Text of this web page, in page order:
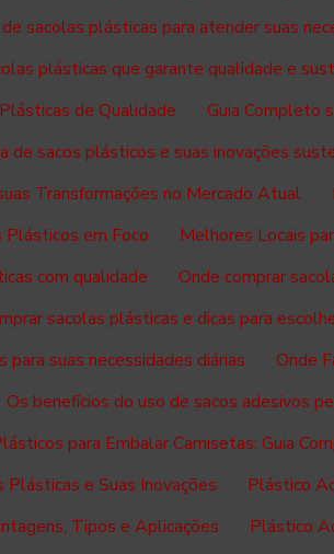
sacolas plásticas para atender suas
plásticas que garante qualidade e
de Qualidade
Guia Completo
de sacos plásticos e suas inovações
Transformações no Mercado Atual
Plásticos em Foco
Melhores Locais
com qualidade
Onde comprar
sacolas plásticas e dicas para
suas necessidades diárias
Onde
Os benefícios do uso de sacos adesivos
para Embalar Camisetas: Guia
Plásticas e Suas Inovações
Plástico
Tipos e Aplicações
Plástico